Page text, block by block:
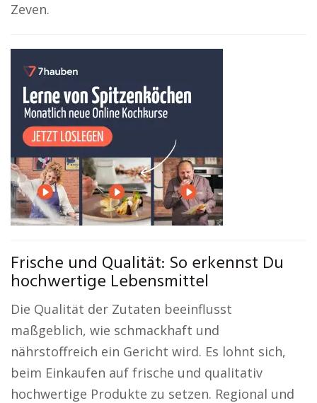
Zeven.
Frische und Qualität: So erkennst Du
hochwertige Lebensmittel
Die Qualität der Zutaten beeinflusst
maßgeblich, wie schmackhaft und
nährstoffreich ein Gericht wird. Es lohnt sich,
beim Einkaufen auf frische und qualitativ
hochwertige Produkte zu setzen. Regional und